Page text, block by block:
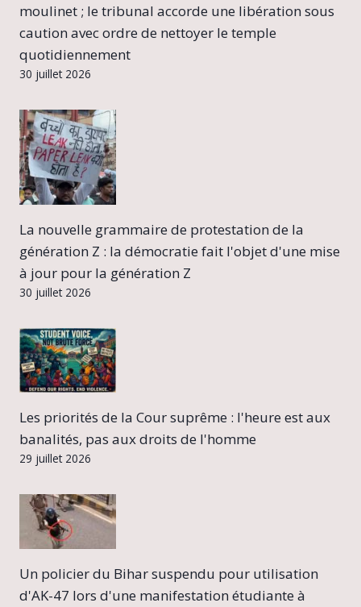
moulinet ; le tribunal accorde une libération sous
caution avec ordre de nettoyer le temple
quotidiennement
30 juillet 2026
La nouvelle grammaire de protestation de la
génération Z : la démocratie fait l'objet d'une mise
à jour pour la génération Z
30 juillet 2026
Les priorités de la Cour suprême : l'heure est aux
banalités, pas aux droits de l'homme
29 juillet 2026
Un policier du Bihar suspendu pour utilisation
d'AK-47 lors d'une manifestation étudiante à